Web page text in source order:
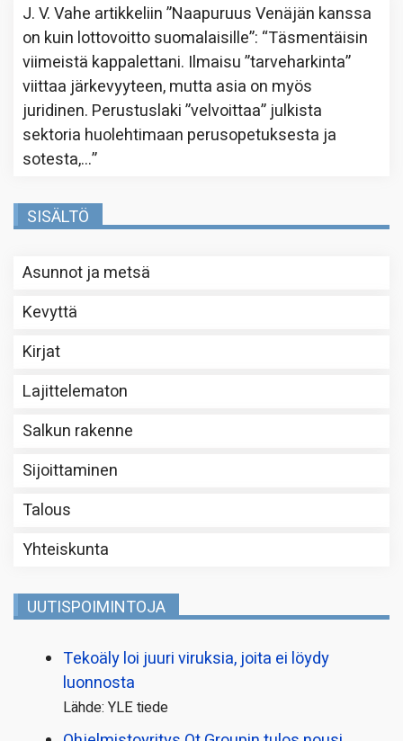
J. V. Vahe artikkeliin”Naapuruus Venäjän kanssa
on kuin lottovoitto suomalaisille”: “Täsmentäisin
viimeistä kappalettani. Ilmaisu ”tarveharkinta”
viittaa järkevyyteen, mutta asia on myös
juridinen. Perustuslaki ”velvoittaa” julkista
sektoria huolehtimaan perusopetuksesta ja
sotesta,…”
SISÄLTÖ
Asunnot ja metsä
Kevyttä
Kirjat
Lajittelematon
Salkun rakenne
Sijoittaminen
Talous
Yhteiskunta
UUTISPOIMINTOJA
Tekoäly loi juuri viruksia, joita ei löydy
luonnosta
Lähde: YLE tiede